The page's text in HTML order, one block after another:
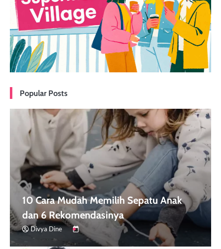
Popular Posts
10 Cara Mudah Memilih Sepatu Anak
dan 6 Rekomendasinya
Divya Dine